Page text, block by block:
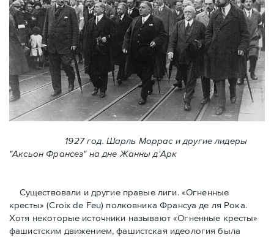
1927 год. Шарль Моррас и другие лидеры
"Аксьон Франсез" на дне Жанны д'Арк
Существовали и другие правые лиги. «Огненные
кресты» (Croix de Feu) полковника Франсуа де ля Рока.
Хотя некоторые источники называют «Огненные крeсты»
фашистским движением, фашистская идеология была